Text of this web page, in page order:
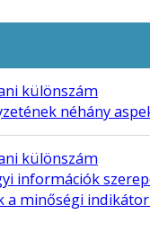
különszám
néhány
különszám
információk
a minőségi